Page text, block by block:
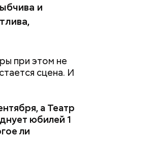
и
при этом не
сцена. И
а Театр
юбилей 1
ли